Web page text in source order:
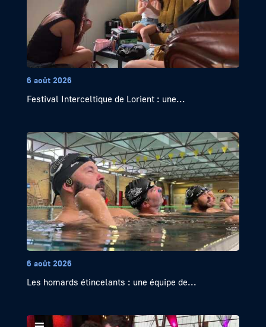
6 août 2026
Festival Interceltique de Lorient : une...
6 août 2026
Les homards étincelants : une équipe de...